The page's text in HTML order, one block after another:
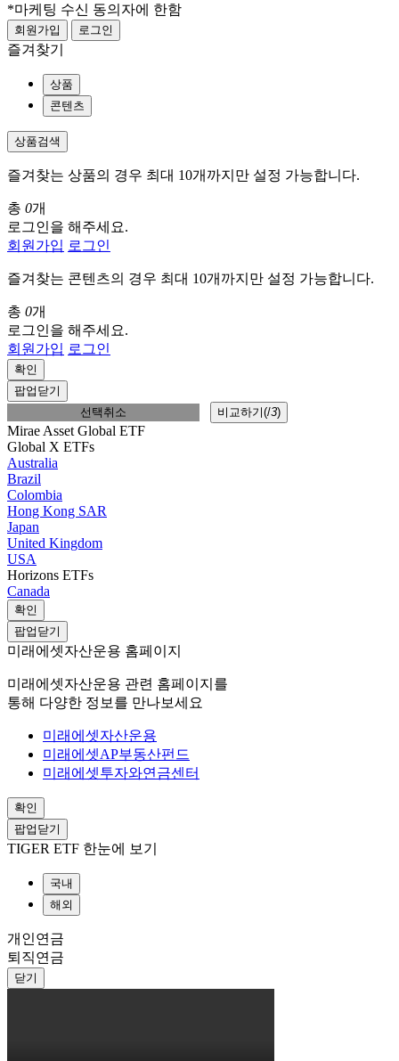
*마케팅 수신 동의자에 한함
회원가입 로그인
즐겨찾기
상품
콘텐츠
상품검색
즐겨찾는 상품의 경우 최대 10개까지만 설정 가능합니다.
총 0개
로그인을 해주세요.
회원가입 로그인
즐겨찾는 콘텐츠의 경우 최대 10개까지만 설정 가능합니다.
총 0개
로그인을 해주세요.
회원가입 로그인
확인
팝업닫기
선택취소
비교하기(/3)
Mirae Asset Global ETF
Global X ETFs
Australia
Brazil
Colombia
Hong Kong SAR
Japan
United Kingdom
USA
Horizons ETFs
Canada
확인
팝업닫기
미래에셋자산운용 홈페이지
미래에셋자산운용 관련 홈페이지를
통해 다양한 정보를 만나보세요
미래에셋자산운용
미래에셋AP부동산펀드
미래에셋투자와연금센터
확인
팝업닫기
TIGER ETF 한눈에 보기
국내
해외
개인연금
퇴직연금
닫기